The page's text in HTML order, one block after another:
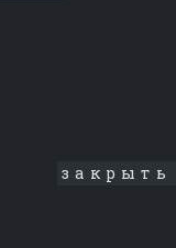
закрыть